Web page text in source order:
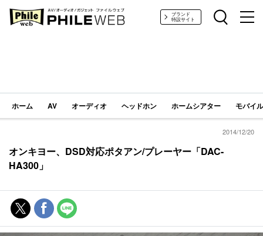
PHILE WEB｜AV/オーディオ/ガジェットブランド
特設サイト
ホーム AV オーディオ ヘッドホン ホームシアター モバイ
2014/12/20
オンキヨー、DSD対応ポタアン/プレーヤー「DAC-
HA300」